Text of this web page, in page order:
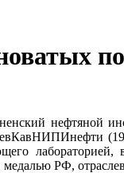
нефтяной
РФ,